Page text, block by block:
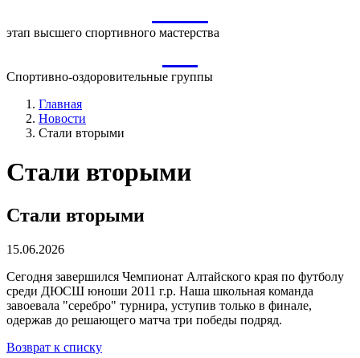
этап высшего спортивного мастерства
Спортивно-оздоровительные группы
Главная
Новости
Стали вторыми
Стали вторыми
Стали вторыми
15.06.2026
Сегодня завершился Чемпионат Алтайского края по футболу
среди ДЮСШ юноши 2011 г.р. Наша школьная команда
завоевала "серебро" турнира, уступив только в финале,
одержав до решающего матча три победы подряд.
Возврат к списку